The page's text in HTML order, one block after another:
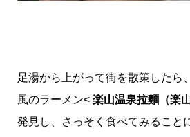
足湯から上がって街を散策したら
風のラーメン< 楽山温泉拉麵（楽
発見し、さっそく食べてみること